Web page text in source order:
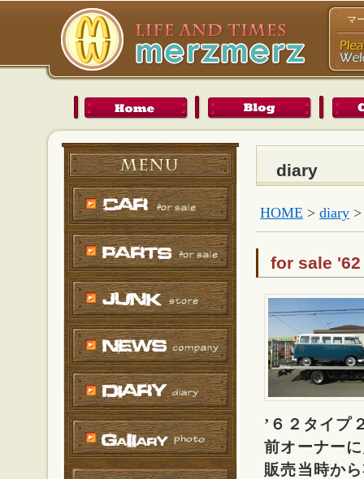
マ
diary
HOME > diary
for sale '62
’６２タイプ
前オーナー
販売当時か